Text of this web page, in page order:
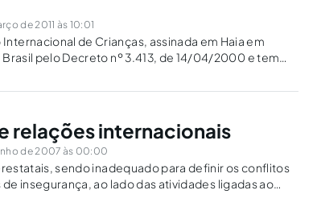
de 2011 às 10:01
de Crianças, assinada em Haia em
pelo Decreto nº 3.413, de 14/04/2000 e tem
relações internacionais
de 2007 às 00:00
sendo inadequado para definir os conflitos
insegurança, ao lado das atividades ligadas ao